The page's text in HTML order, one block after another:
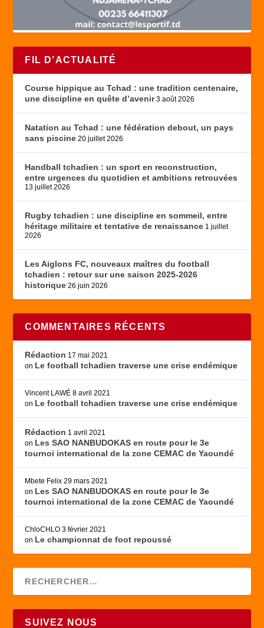
FIL D’ACTUALITÉ
Course hippique au Tchad : une tradition centenaire,
une discipline en quête d’avenir 3 août 2026
Natation au Tchad : une fédération debout, un pays
sans piscine 20 juillet 2026
Handball tchadien : un sport en reconstruction,
entre urgences du quotidien et ambitions retrouvées
13 juillet 2026
Rugby tchadien : une discipline en sommeil, entre
héritage militaire et tentative de renaissance 1 juillet
2026
Les Aiglons FC, nouveaux maîtres du football
tchadien : retour sur une saison 2025-2026
historique 26 juin 2026
COMMENTAIRES RÉCENTS
Rédaction 17 mai 2021
on Le football tchadien traverse une crise endémique
Vincent LAWÉ 8 avril 2021
on Le football tchadien traverse une crise endémique
Rédaction 1 avril 2021
on Les SAO NANBUDOKAS en route pour le 3e
tournoi international de la zone CEMAC de Yaoundé
Mbete Felix 29 mars 2021
on Les SAO NANBUDOKAS en route pour le 3e
tournoi international de la zone CEMAC de Yaoundé
ChloCHLO 3 février 2021
on Le championnat de foot repoussé
SUIVEZ NOUS